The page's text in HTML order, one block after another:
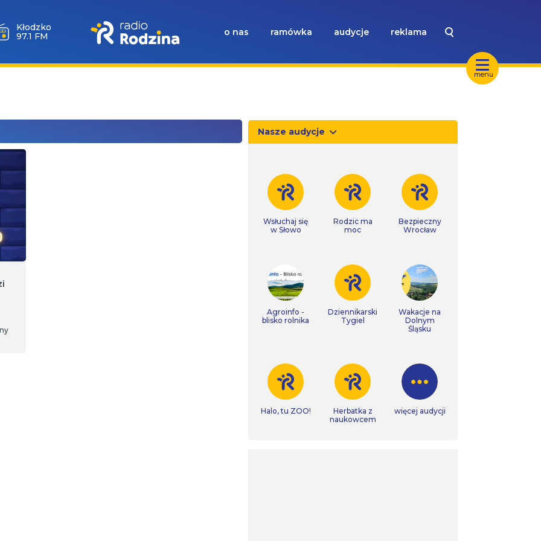
menu
Wołów
99.6 FM
o nas ramówka audycje reklama
Nasze audycje
Wsłuchaj się
w Słowo
Rodzic ma
moc
Bezpieczny
Wrocław
Agroinfo -
blisko rolnika
Dziennikarski
Tygiel
Wakacje na
Dolnym
Śląsku
Halo, tu ZOO!
Herbatka z
naukowcem
więcej audycji